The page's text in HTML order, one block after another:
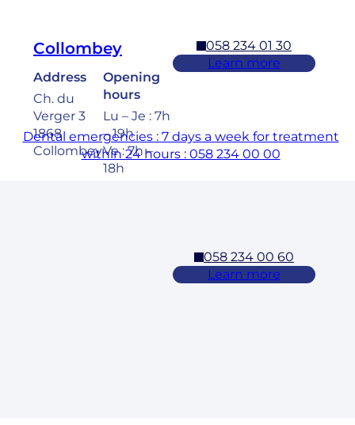
Collombey
Address
Ch. du
Verger 3
1868
Collombey
Opening
hours
Lu – Je : 7h
– 19h
Ve : 7h –
18h
058 234 01 30
Learn more
058 234 00 60
Learn more
Dental emergencies : 7 days a week for treatment
within 24 hours : 058 234 00 00